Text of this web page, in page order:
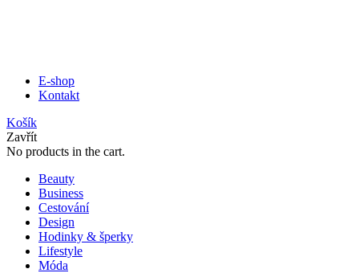
E-shop
Kontakt
Košík
Zavřít
No products in the cart.
Beauty
Business
Cestování
Design
Hodinky & šperky
Lifestyle
Móda